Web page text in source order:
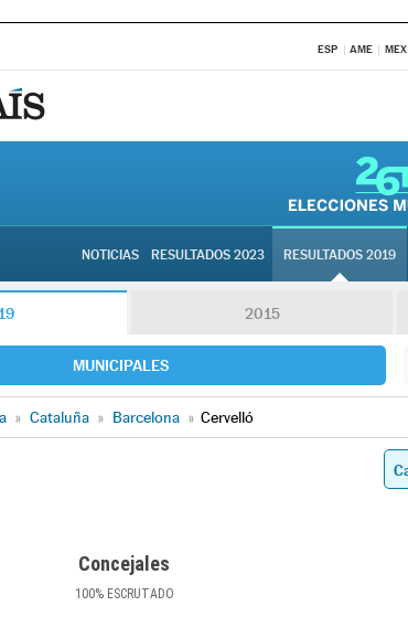
ESP AME MEX
NOTICIAS RESULTADOS 2023 RESULTADOS 2019
2015
MUNICIPALES
» Cataluña » Barcelona » Cervelló
Concejales
100%ESCRUTADO